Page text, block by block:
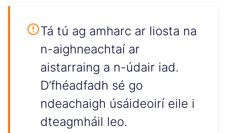
Tá tú ag amharc ar liosta na
n-aighneachtaí ar
aistarraing a n-údair iad.
D’fhéadfadh sé go
ndeachaigh úsáideoirí eile i
dteagmháil leo.